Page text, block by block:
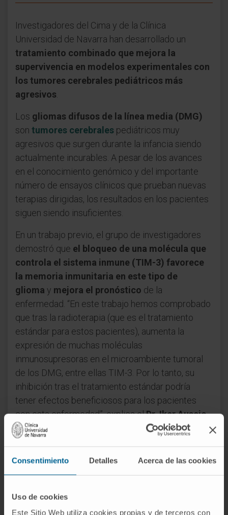
Consentimiento Detalles Acerca de las cookies
Uso de cookies
Este Sitio Web utiliza cookies propias y de terceros con
Investigadores del Cima y de la Clínica
Universidad de Navarra han desarrollado un
tratamiento combinado que mejora la
supervivencia en modelos experimentales con
los tumores cerebrales pediátricos más
agresivos
Los gliomas difusos de la línea media (DMG)
son tumores cerebrales pediátricos muy
agresivos que surgen durante la infancia siendo
actualmente incurables. A pesar de los avances
en el conocimiento genómico y del importante
número de ensayos clínicos que prueban nuevas
terapias dirigidas, los resultados en los pacientes
siguen siendo insuficientes.
En un trabajo previo, el grupo de investigadores
demostró que el bloqueo de una molécula que
controla el sistema inmune (TIM-3) favorece
la memoria inmunitaria en este tipo de
glioma y mejora el pronóstico de la
enfermedad. “En este trabajo hemos comprobado
que tras la radioterapia (que es el tratamiento
estándar para estos pacientes), aumenta la
expresión de muchas moléculas
inmunosupresoras en el microambiente tumoral
de los DMG, entre ellas TIM-3. Por lo tanto, su
inhibición tras el tratamiento estándar podría
tener efectos beneficiosos para los pacientes
con esta enfermedad”, explica elDr. Iker Ausejo-
Mauleón
, primer autor del trabajo e investigador
del
Tumores Sólidos Pediátricos del Cima,
Combinación con radioterapia